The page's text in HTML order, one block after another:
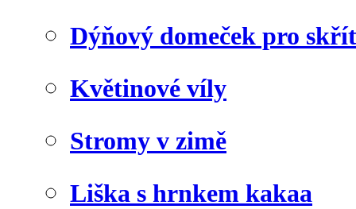
Dýňový domeček pro
Květinové víly
Stromy v zimě
Liška s hrnkem kakaa